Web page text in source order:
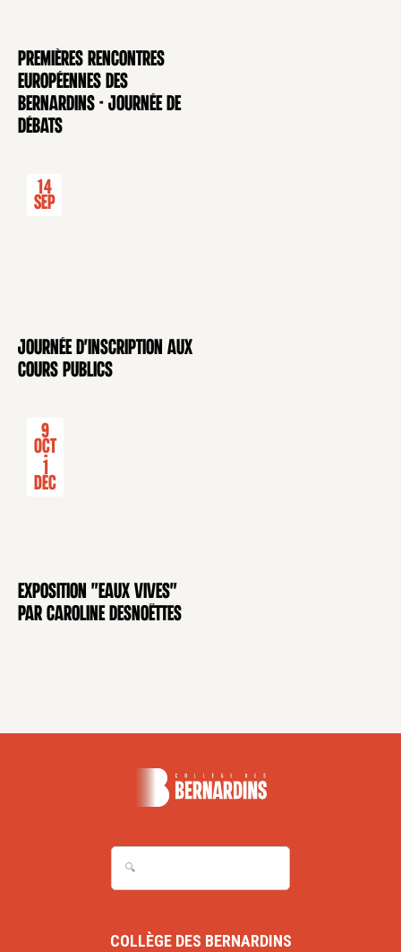
CONFÉRENCE
Premières rencontres
européennes des
Bernardins - Journée de
débats
CONFÉRENCE
14
Sep
Journée d'inscription aux
cours publics
EXPOSITION
9
Oct
-
1
Déc
Exposition "Eaux Vives"
par Caroline Desnoëttes
COLLÈGE DES BERNARDINS